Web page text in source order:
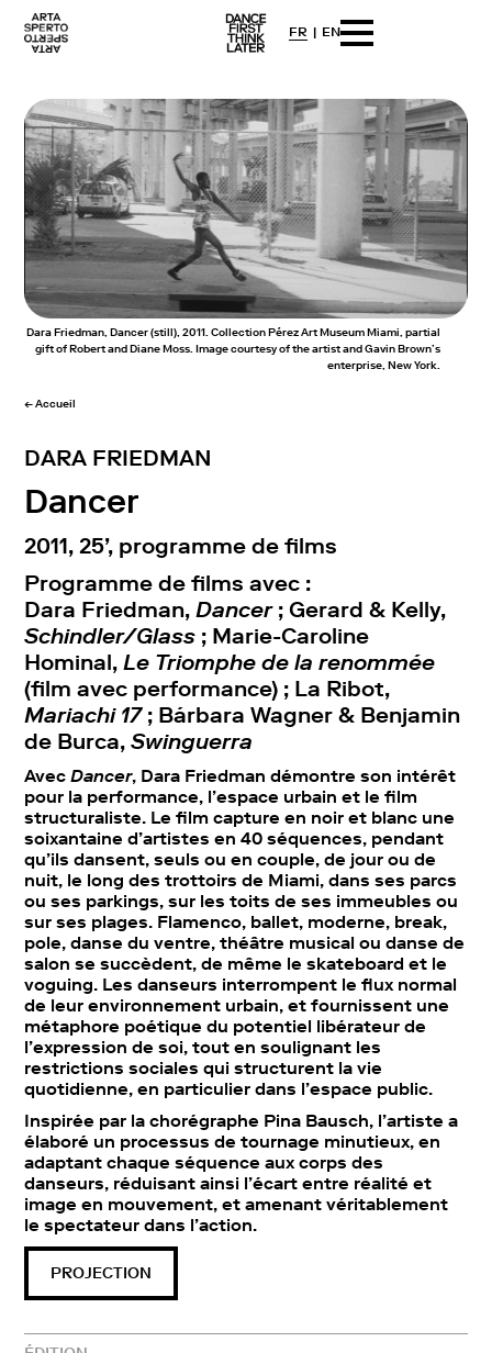
content
FR EN
Dara Friedman, Dancer (still), 2011. Collection Pérez Art Museum Miami, partial
gift of Robert and Diane Moss. Image courtesy of the artist and Gavin Brown’s
enterprise, New York.
← Accueil
PROJECTION
DARA FRIEDMAN
Dancer
2011, 25’, programme de films
Programme de films avec :
Dara Friedman,Dancer; Gerard & Kelly,
Schindler/Glass ; Marie-Caroline
Hominal,Le Triomphe de la renommée
(film avec performance) ; La Ribot,
Mariachi 17; Bárbara Wagner & Benjamin
de Burca,Swinguerra
AvecDancer, Dara Friedman démontre son intérêt
pour la performance, l’espace urbain et le film
structuraliste. Le film capture en noir et blanc une
soixantaine d’artistes en 40 séquences, pendant
qu’ils dansent, seuls ou en couple, de jour ou de
nuit, le long des trottoirs de Miami, dans ses parcs
ou ses parkings, sur les toits de ses immeubles ou
sur ses plages. Flamenco, ballet, moderne, break,
pole, danse du ventre, théâtre musical ou danse de
salon se succèdent, de même le skateboard et le
voguing. Les danseurs interrompent le flux normal
de leur environnement urbain, et fournissent une
métaphore poétique du potentiel libérateur de
l’expression de soi, tout en soulignant les
restrictions sociales qui structurent la vie
quotidienne, en particulier dans l’espace public.
Inspirée par la chorégraphe Pina Bausch, l’artiste a
élaboré un processus de tournage minutieux, en
adaptant chaque séquence aux corps des
danseurs, réduisant ainsi l’écart entre réalité et
image en mouvement, et amenant véritablement
le spectateur dans l’action.